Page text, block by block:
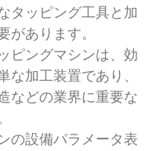
タッピング工具と加
があります。
ピングマシンは、効
な加工装置であり、
などの業界に重要な
の設備パラメータ表